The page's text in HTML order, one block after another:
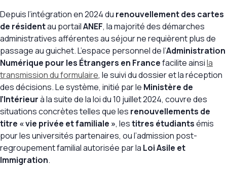
Depuis l’intégration en 2024 du renouvellement des cartes
de résidentau portailANEF, la majorité des démarches
administratives afférentes au séjour ne requièrent plus de
passage au guichet. L’espace personnel de l’Administration
Numérique pour les Étrangers en Francefacilite ainsila
transmission du formulaire, le suivi du dossier et la réception
des décisions. Le système, initié par le Ministère de
l’Intérieurà la suite de la loi du 10 juillet 2024, couvre des
situations concrètes telles que les renouvellements de
titre « vie privée et familiale », lestitres étudiantsémis
pour les universités partenaires, ou l’admission post-
regroupement familial autorisée par la Loi Asile et
Immigration.